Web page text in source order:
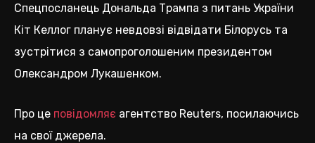
Спецпосланець Дональда Трампа з питань України
Кіт Келлог планує невдовзі відвідати Білорусь та
зустрітися з самопроголошеним президентом
Олександром Лукашенком.
Про це повідомляє агентство Reuters, посилаючись
на свої джерела.